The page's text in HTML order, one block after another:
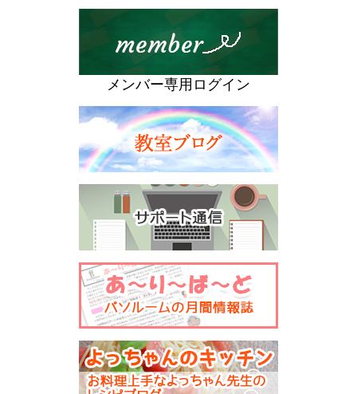
メンバー専用ログイン